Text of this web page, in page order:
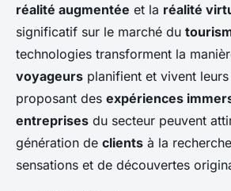
réalité augmentée et la réalité
significatif sur le marché du
technologies transforment la
voyageurs planifient et vivent leurs
proposant des expériences
entreprises du secteur peuvent
génération de clients à la
sensations et de découvertes